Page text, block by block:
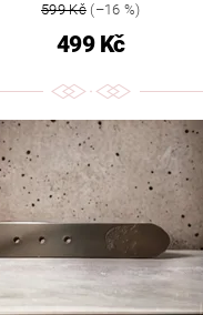
599 Kč(–16 %)
499 Kč